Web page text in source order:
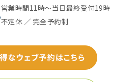
営業時間11時〜当日最終受付19時
不定休 ／ 完全予約制